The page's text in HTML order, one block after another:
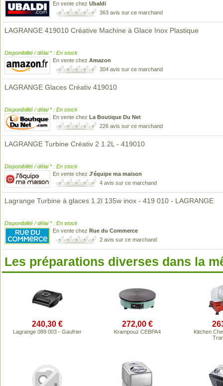
En vente chez Ubaldi
363 avis sur ce marchand
LAGRANGE 419010 Créative Machine à Glace Inox Plastique
Disponibilité / délai * : En stock
En vente chez Amazon
304 avis sur ce marchand
LAGRANGE Glaces Créativ 419010
Disponibilité / délai * : En stock
En vente chez La Boutique Du Net
226 avis sur ce marchand
LAGRANGE Turbine Créativ 2 1.2L - 419010
Disponibilité / délai * : En stock
En vente chez J'équipe ma maison
4 avis sur ce marchand
Lagrange Turbine à glaces 1.2l 135w inox - 419 010 - LAGRANGE
Disponibilité / délai * : En stock
En vente chez Rue du Commerce
2 avis sur ce marchand
Les préparations diverses dans la
240,30 €
Lagrange 089 003 - Gaufrier
272,00 €
Krampouz CEBPA4
Kitchen